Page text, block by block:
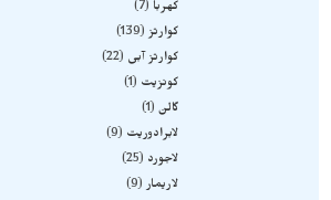
کهربا
7
کوارتز 139
کوارتز آبی
22
کونزیت
1
گالن 1
لابرادوریت
9
لاجورد
25
لاریمار 9